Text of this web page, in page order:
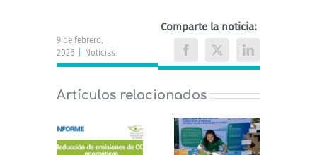
9 de febrero,
2026
Noticias
Comparte la noticia:
Facebook
X LinkedIn
Artículos relacionados